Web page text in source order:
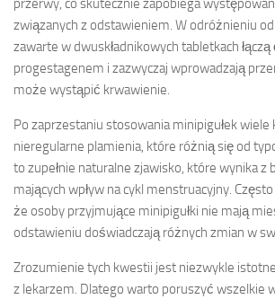
przerwy, co skutecznie zapobiega
związanych z odstawieniem. W odróżnieniu
zawarte w dwuskładnikowych tabletkach łączą
progestagenem i zazwyczaj wprowadzają
może wystąpić krwawienie.
Po zaprzestaniu stosowania minipigułek wiele
nieregularne plamienia, które różnią się od
to zupełnie naturalne zjawisko, które wynika z
mających wpływ na cykl menstruacyjny.
że osoby przyjmujące minipigułki nie mają
odstawieniu doświadczają różnych zmian w
Zrozumienie tych kwestii jest niezwykle
z lekarzem. Dlatego warto poruszyć wszelkie